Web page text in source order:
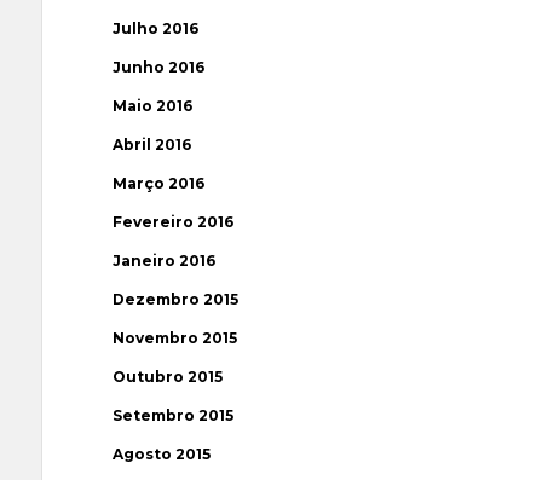
Julho 2016
Junho 2016
Maio 2016
Abril 2016
Março 2016
Fevereiro 2016
Janeiro 2016
Dezembro 2015
Novembro 2015
Outubro 2015
Setembro 2015
Agosto 2015